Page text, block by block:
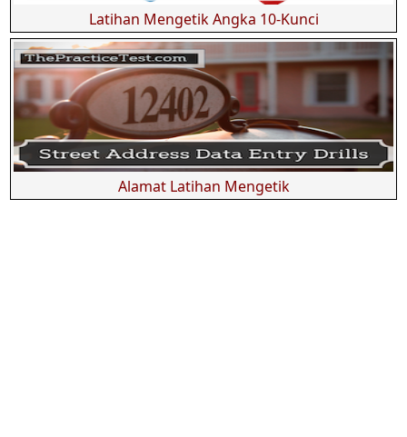
Latihan Mengetik Angka 10-Kunci
Alamat Latihan Mengetik